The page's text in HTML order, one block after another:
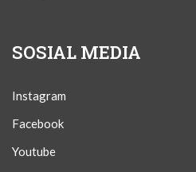
SOSIAL MEDIA
Instagram
Facebook
Youtube